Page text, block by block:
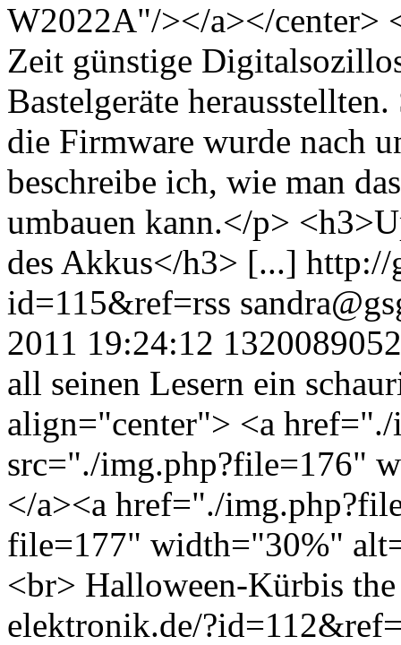
W2022A"/></a></center>
Zeit günstige
Bastelgeräte
die Firmware wurde nach
beschreibe ich, wie man
umbauen kann.</p>
des Akkus</h3> [...] http://
id=115&ref=rss
2011 19:24:12 1320089052
all seinen Lesern ein
align="center"> <a
src="./img.php?file=176"
</a><a href="./
file=177" width="30%"
<br> Halloween-Kürbis
elektronik.de/